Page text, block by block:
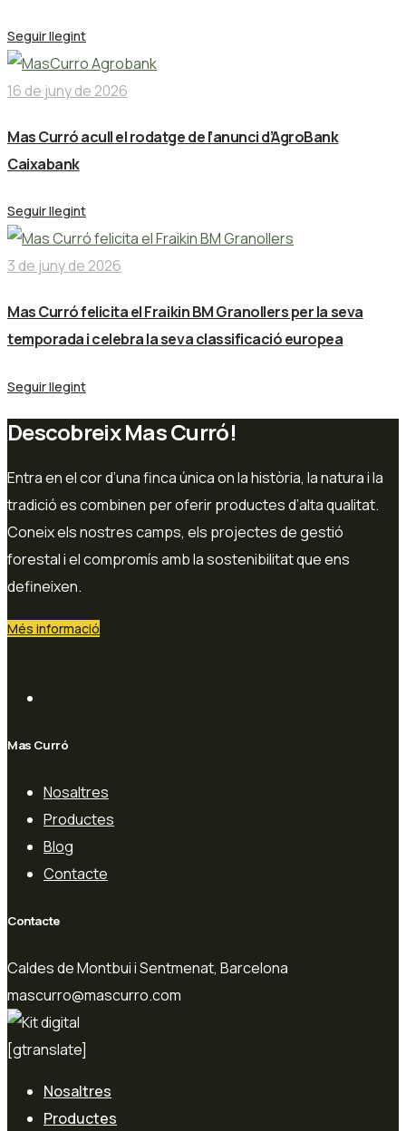
Seguir llegint
16 de juny de 2026
Mas Curró acull el rodatge de l’anunci d’AgroBank
Caixabank
Seguir llegint
3 de juny de 2026
Mas Curró felicita el Fraikin BM Granollers per la seva
temporada i celebra la seva classificació europea
Seguir llegint
Descobreix Mas Curró!
Entra en el cor d’una finca única on la història, la natura i la
tradició es combinen per oferir productes d’alta qualitat.
Coneix els nostres camps, els projectes de gestió
forestal i el compromís amb la sostenibilitat que ens
defineixen.
Més informació
Mas Curró
Nosaltres
Productes
Blog
Contacte
Contacte
Caldes de Montbui i Sentmenat, Barcelona
mascurro@mascurro.com
[gtranslate]
Nosaltres
Productes